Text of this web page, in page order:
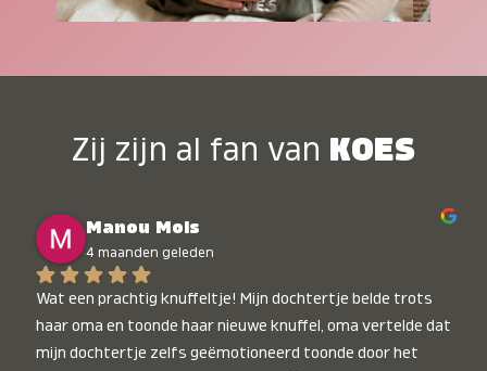
Zij zijn al fan van KOES
Manou Mols
4 maanden geleden
Wat een prachtig knuffeltje! Mijn dochtertje belde trots
haar oma en toonde haar nieuwe knuffel, oma vertelde dat
mijn dochtertje zelfs geëmotioneerd toonde door het